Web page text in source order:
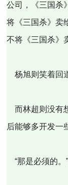
公司，《三国杀
将《三国杀》卖
不将《三国杀》
杨旭则笑着回
而林超则没有
后能够多开发一
“那是必须的。